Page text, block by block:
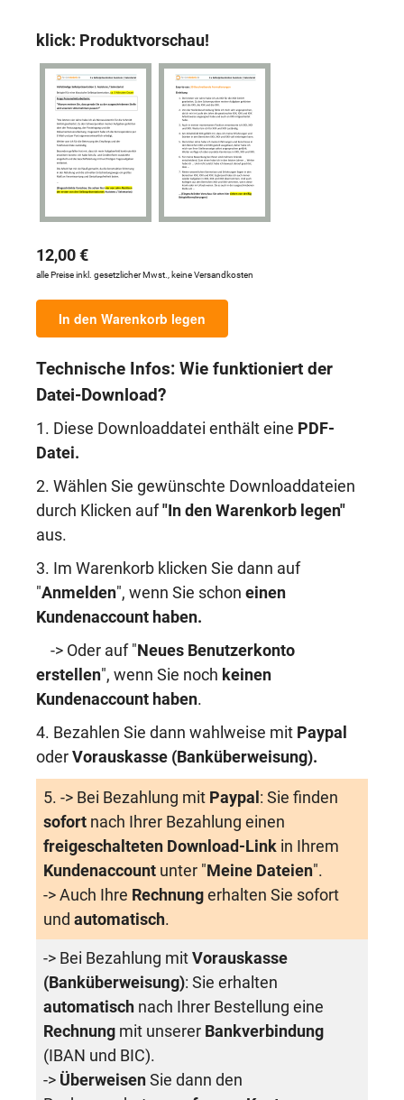
klick: Produktvorschau!
12,00 €
alle Preise inkl. gesetzlicher Mwst., keine Versandkosten
In den Warenkorb legen
Technische Infos: Wie funktioniert der
Datei-Download?
1. Diese Downloaddatei enthält eine PDF-
Datei.
2. Wählen Sie gewünschte Downloaddateien
durch Klicken auf "In den Warenkorb legen"
aus.
3. Im Warenkorb klicken Sie dann auf
"Anmelden", wenn Sie schon einen
Kundenaccount haben.
-> Oder auf " Neues Benutzerkonto
erstellen", wenn Sie noch keinen
Kundenaccount haben.
4. Bezahlen Sie dann wahlweise mit Paypal
oder Vorauskasse (Banküberweisung).
5. -> Bei Bezahlung mit Paypal : Sie finden
sofort nach Ihrer Bezahlung einen
freigeschalteten Download-Link in Ihrem
Kundenaccount unter " Meine Dateien".
-> Auch Ihre Rechnung erhalten Sie sofort
und automatisch.
-> Bei Bezahlung mit Vorauskasse
(Banküberweisung): Sie erhalten
automatisch nach Ihrer Bestellung eine
Rechnung mit unserer Bankverbindung
(IBAN und BIC).
-> Überweisen Sie dann den